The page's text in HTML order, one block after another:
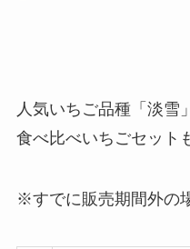
人気いちご品種「淡雪
食べ比べいちごセット
※すでに販売期間外の